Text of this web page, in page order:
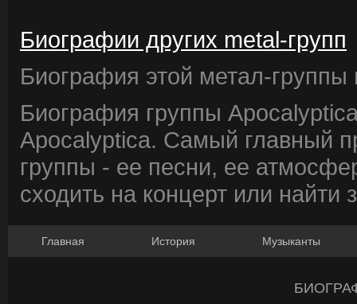
Биографии других metal-групп
Биография этой метал-группы
Биография группы
Apocalyptica. Самый главный
группы - ее песни, ее
сходить на концерт или найти
Главная История Музыканты